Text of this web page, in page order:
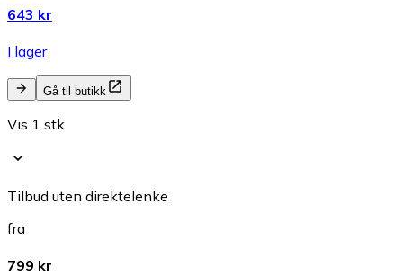
643 kr
I lager
Gå til butikk
Vis 1 stk
Tilbud uten direktelenke
fra
799 kr